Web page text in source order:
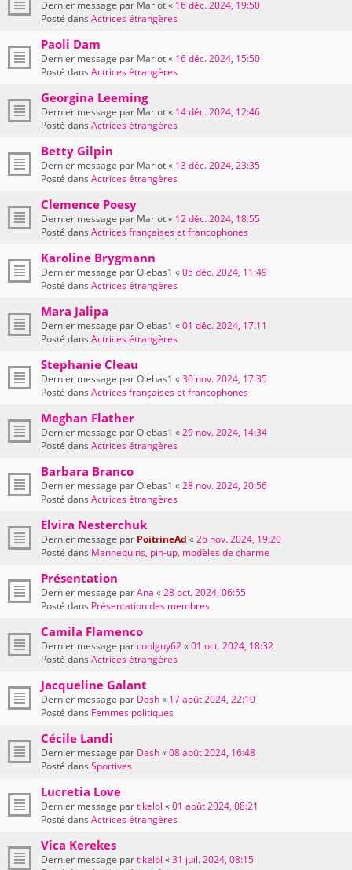
Dernier message par Mariot« 16 déc. 2024, 19:50
Posté dans Actrices étrangères
Paoli Dam
Dernier message par Mariot« 16 déc. 2024, 15:50
Posté dans Actrices étrangères
Georgina Leeming
Dernier message par Mariot« 14 déc. 2024, 12:46
Posté dans Actrices étrangères
Betty Gilpin
Dernier message par Mariot« 13 déc. 2024, 23:35
Posté dans Actrices étrangères
Clemence Poesy
Dernier message par Mariot« 12 déc. 2024, 18:55
Posté dans Actrices françaises et francophones
Karoline Brygmann
Dernier message parOlebas1 «05 déc. 2024, 11:49
Posté dans Actrices étrangères
Mara Jalipa
Dernier message parOlebas1 «01 déc. 2024, 17:11
Posté dans Actrices étrangères
Stephanie Cleau
Dernier message parOlebas1 «30 nov. 2024, 17:35
Posté dans Actrices françaises et francophones
Meghan Flather
Dernier message parOlebas1 «29 nov. 2024, 14:34
Posté dans Actrices étrangères
Barbara Branco
Dernier message parOlebas1 «28 nov. 2024, 20:56
Posté dans Actrices étrangères
Elvira Nesterchuk
Dernier message par PoitrineAd «26 nov. 2024, 19:20
Posté dans Mannequins, pin-up, modèles de charme
Présentation
Dernier message parAna «28 oct. 2024, 06:55
Posté dans Présentation des membres
Camila Flamenco
Dernier message parcoolguy62«01 oct. 2024, 18:32
Posté dans Actrices étrangères
Jacqueline Galant
Dernier message par Dash« 17 août 2024, 22:10
Posté dans Femmes politiques
Cécile Landi
Dernier message par Dash«08 août 2024, 16:48
Posté dans Sportives
Lucretia Love
Dernier message partikelol «01 août 2024, 08:21
Posté dans Actrices étrangères
Vica Kerekes
Dernier message partikelol «31 juil. 2024, 08:15